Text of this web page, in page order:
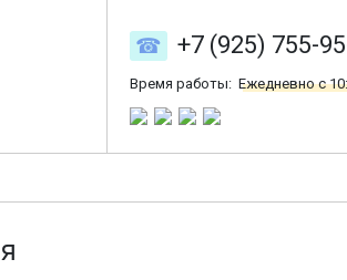
+7 (925) 755-
Время работы: Ежедневно с